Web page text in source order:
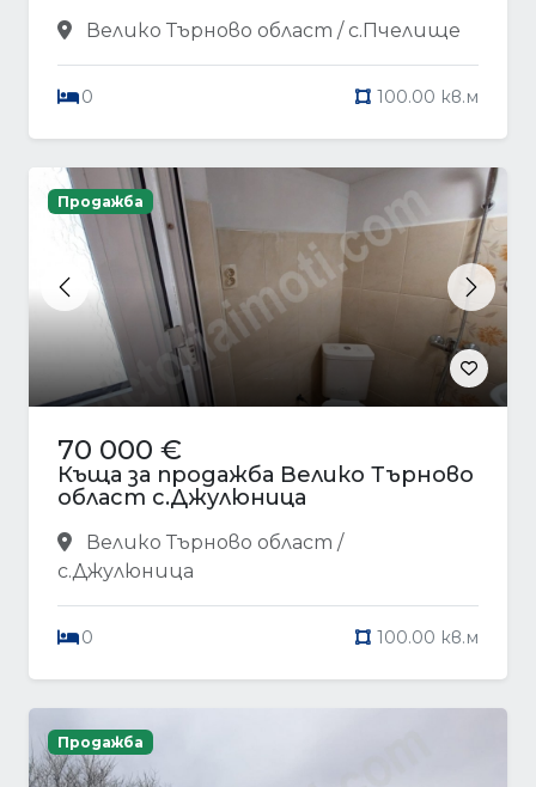
Велико Търново област / с.Пчелище
0 100.00 кв.м
Previous Next
Продажба
70 000 €
Къща за продажба Велико Търново
област с.Джулюница
Велико Търново област /
с.Джулюница
0 100.00 кв.м
Продажба